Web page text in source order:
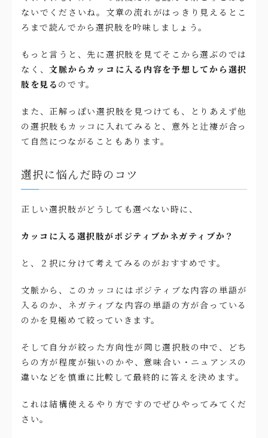
ないでくださいね。文章の流れがはっきり見えるとこ
ろまで読んでから選択肢を吟味しましょう。
もっと言うと、先に選択肢を見てそこから選ぶのでは
なく、文脈からカッコに入る内容を予想してから選択
肢を見る のです。
また、正解っぽい選択肢を見つけても、とりあえず他
の選択肢もカッコに入れてみると、意外と辻褄が合っ
て自然につながることもあります。
選択に悩んだ時のコツ
正しい選択肢がどうしても選べない時に、
カッコに入る選択肢がポジティブかネガティブか？
と、２択に分けて考えてみるのがおすすめです。
文脈から、このカッコにはポジティブな内容の単語が
入るのか、ネガティブな内容の単語の方が合っている
のかを見極めて絞っていきます。
そして自分が絞った方向性が同じ選択肢の中で、どち
らの方が程度が強いのかや、意味合い・ニュアンスの
違いなどを慎重に比較して最終的に答えを決めます。
これは結構使えるやり方ですのでぜひやってみてくだ
さい。